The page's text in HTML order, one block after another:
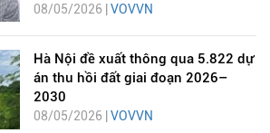
08/05/2026 |VOVVN
Hà Nội đề xuất thông qua 5.822 dự
án thu hồi đất giai đoạn 2026–
2030
08/05/2026 | VOVVN